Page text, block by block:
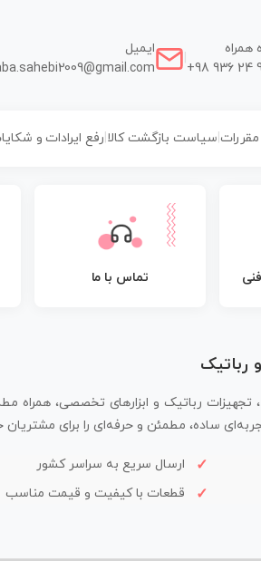
همراه
+98 936 24
ایمیل
مقررات سیاست بازگشت کالا رفع ایرادات و
تماس با ما
رباتیک
تجهیزات رباتیک و ابزارهای تخصصی، همراه
ساده، مطمئن و حرفه‌ای را برای مشتریان
ارسال سریع به سراسر کشور
قطعات با کیفیت و قیمت مناسب